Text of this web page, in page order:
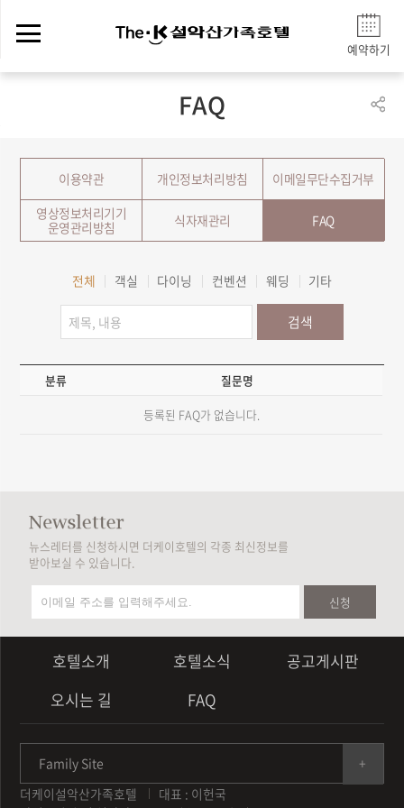
예약하기
FAQ
이용약관 개인정보처리방침
이메일무단수집거부
영상정보처리기기
운영관리방침
식자재관리 FAQ
전체 객실 다이닝 컨벤션 웨딩 기타
검색
분류
질문명
등록된 FAQ가 없습니다.
뉴스레터를 신청하시면 더케이호텔의 각종 최신정보를
받아보실 수 있습니다.
신청
호텔소개 호텔소식
공고게시판
오시는 길
FAQ
Family Site
더케이설악산가족호텔
대표 : 이헌국